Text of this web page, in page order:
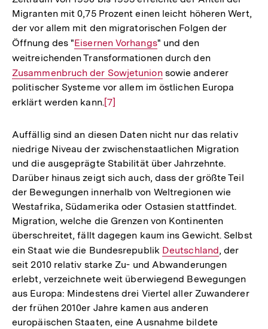
Migranten mit 0,75 Prozent einen leicht höheren Wert,
der vor allem mit den migratorischen Folgen der
Öffnung des "Interner
Link:
Eisernen Vorhangs" und den
weitreichenden Transformationen durch denInterner
Link:
Zusammenbruch der Sowjetunionsowie anderer
politischer Systeme vor allem im östlichen Europa
erklärt werden kann.Zur
der
Fußnote
[7]
Auffällig sind an diesen Daten nicht nur das relativ
niedrige Niveau der zwischenstaatlichen Migration
und die ausgeprägte Stabilität über Jahrzehnte.
Darüber hinaus zeigt sich auch, dass der größte Teil
der Bewegungen innerhalb von Weltregionen wie
Westafrika, Südamerika oder Ostasien stattfindet.
Migration, welche die Grenzen von Kontinenten
überschreitet, fällt dagegen kaum ins Gewicht. Selbst
ein Staat wie die Bundesrepublik Interner
Link:
Deutschland, der
seit 2010 relativ starke Zu- und Abwanderungen
erlebt, verzeichnete weit überwiegend Bewegungen
aus Europa: Mindestens drei Viertel aller Zuwanderer
der frühen 2010er Jahre kamen aus anderen
europäischen Staaten, eine Ausnahme bildete